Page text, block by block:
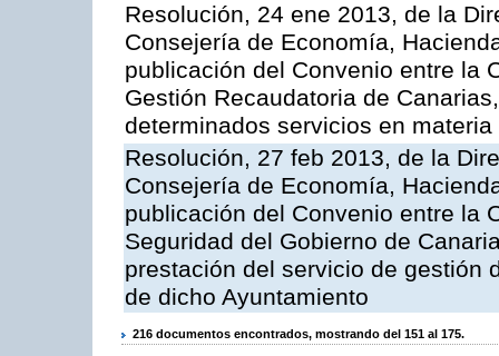
Resolución, 24 ene 2013, de la
Consejería de Economía,
publicación del Convenio entre la
Gestión Recaudatoria de
determinados servicios en materia
Resolución, 27 feb 2013, de la
Consejería de Economía,
publicación del Convenio entre la
Seguridad del Gobierno de
prestación del servicio de gestión
de dicho Ayuntamiento
216 documentos encontrados, mostrando del 151 al 175.